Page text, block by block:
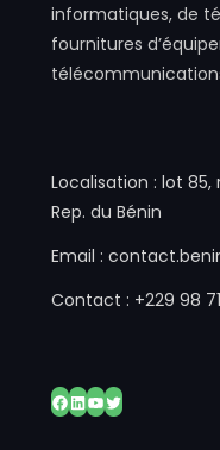
informatiques, de
fournitures
Localisation : lot 85,
Rep. du Bénin
Email :
Contact : +229 98
Facebook
LinkedIn
YouTube
Twitter